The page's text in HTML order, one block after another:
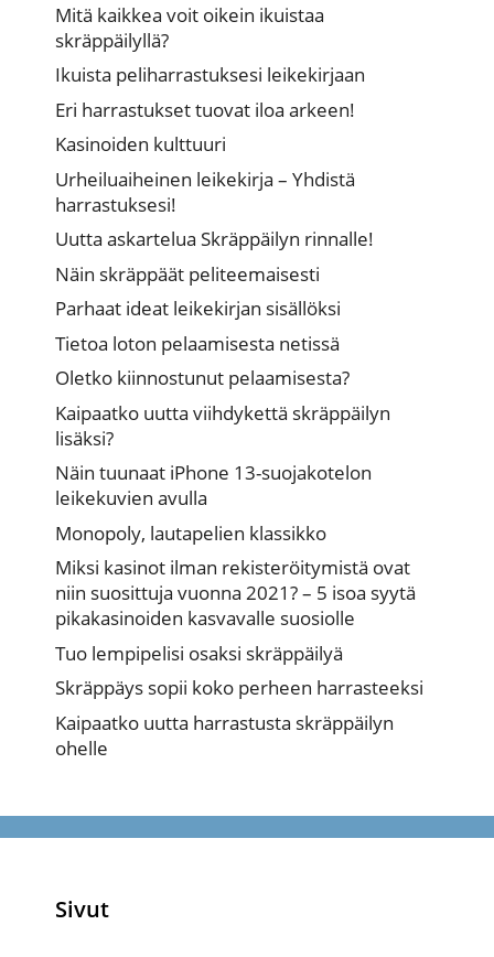
Mitä kaikkea voit oikein ikuistaa
skräppäilyllä?
Ikuista peliharrastuksesi leikekirjaan
Eri harrastukset tuovat iloa arkeen!
Kasinoiden kulttuuri
Urheiluaiheinen leikekirja – Yhdistä
harrastuksesi!
Uutta askartelua Skräppäilyn rinnalle!
Näin skräppäät peliteemaisesti
Parhaat ideat leikekirjan sisällöksi
Tietoa loton pelaamisesta netissä
Oletko kiinnostunut pelaamisesta?
Kaipaatko uutta viihdykettä skräppäilyn
lisäksi?
Näin tuunaat iPhone 13-suojakotelon
leikekuvien avulla
Monopoly, lautapelien klassikko
Miksi kasinot ilman rekisteröitymistä ovat
niin suosittuja vuonna 2021? – 5 isoa syytä
pikakasinoiden kasvavalle suosiolle
Tuo lempipelisi osaksi skräppäilyä
Skräppäys sopii koko perheen harrasteeksi
Kaipaatko uutta harrastusta skräppäilyn
ohelle
Sivut